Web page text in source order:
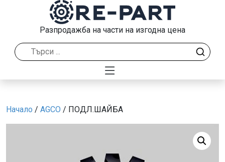
Разпродажба на части на изгодна цена
Начало / AGCO / ПОДЛ.ШАЙБА